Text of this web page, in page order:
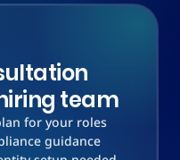
team
for your roles
guidance